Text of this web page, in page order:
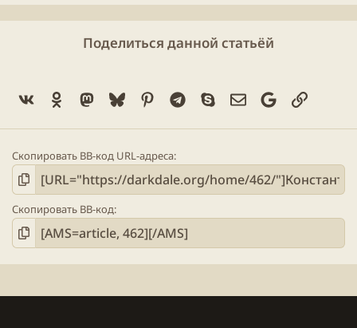
Поделиться данной статьёй
Vk Ok Mastodon
BlueskyPinterestTelegram
SkypeЭлектронная
GoogleСсылка
Скопировать BB-код URL-адреса
Скопировать BB-код